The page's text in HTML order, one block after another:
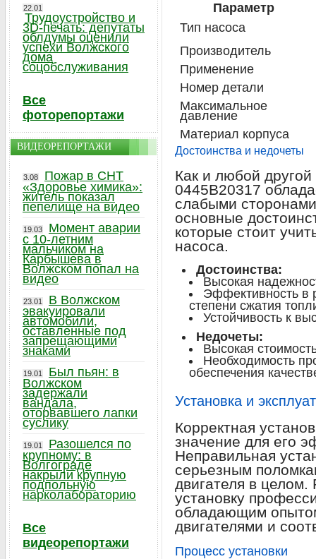
Параметр
Тип насоса
Производитель
Применение
Номер детали
Максимальное
давление
Материал корпуса
Достоинства и недочеты
Как и любой
0445B20317
слабыми
основные
которые стоит
насоса.
Достоинства:
Высокая
Эффективность в
степени сжатия
Устойчивость к
Недочеты:
Высокая
Необходимость
обеспечения
Установка и
Корректная
значение для его
Неправильная
серьезным
двигателя в целом.
установку
обладающим
двигателями и
Процесс установки
22.01
Трудоустройство и
3D-печать: депутаты
облдумы оценили
успехи Волжского
дома
соцобслуживания
Все
фоторепортажи
ВИДЕОРЕПОРТАЖИ
3.08
Пожар в СНТ
«Здоровье химика»:
житель показал
пепелище на видео
19.03
Момент аварии
с 10-летним
мальчиком на
Карбышева в
Волжском попал на
видео
23.01
В Волжском
эвакуировали
автомобили,
оставленные под
запрещающими
знаками
19.01
Был пьян: в
Волжском
задержали
вандала,
оторвавшего лапки
суслику
19.01
Разошелся по
крупному: в
Волгограде
накрыли крупную
подпольную
нарколабораторию
Все
видеорепортажи